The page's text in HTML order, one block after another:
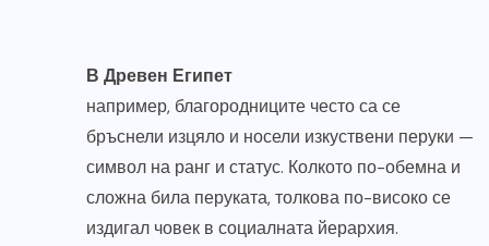
В Древен Египет
например, благородниците често са се
бръснели изцяло и носели изкуствени перуки —
символ на ранг и статус. Колкото по-обемна и
сложна била перуката, толкова по-високо се
издигал човек в социалната йерархия.